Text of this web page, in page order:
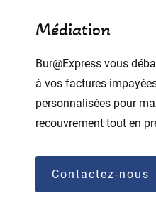
Médiation
Bur@Express vous
à vos factures
personnalisées pour
recouvrement tout en
Contactez-nous